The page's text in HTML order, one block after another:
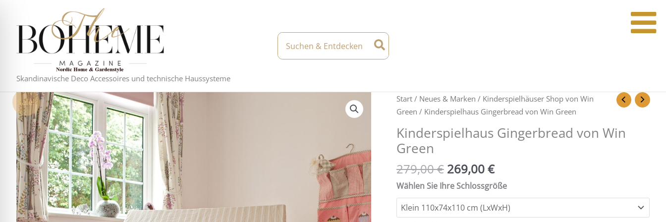
springen
Skandinavische Deco Accessoires und technische Haussysteme
Search
for:
Sale! Start/ Neues & Marken / Kinderspielhäuser Shop von Win
Green / Kinderspielhaus Gingerbread von Win Green
Kinderspielhaus Gingerbread von Win
Green
279,00€
Ursprünglicher
Preis
war:
279,00 €
269,00€
Aktueller
Preis
269,00 €.
Wählen Sie Ihre Schlossgröße